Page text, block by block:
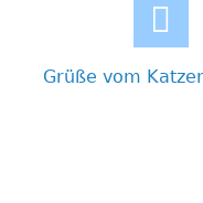
Grüße vom